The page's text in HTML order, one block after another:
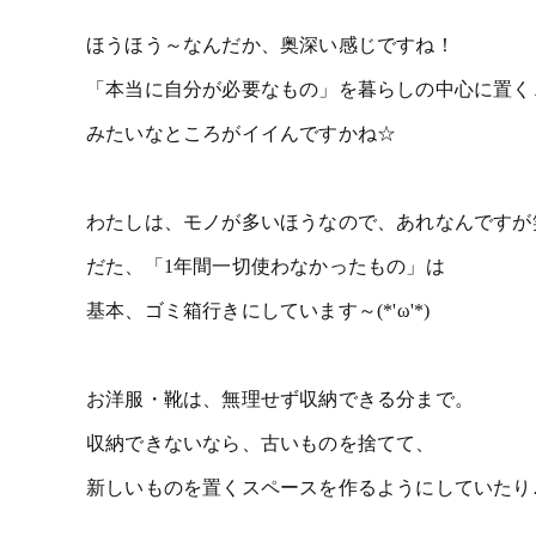
ほうほう～なんだか、奥深い感じですね！
「本当に自分が必要なもの」を暮らしの中心に置く
みたいなところがイイんですかね☆
わたしは、モノが多いほうなので、あれなんですが
だた、「1年間一切使わなかったもの」は
基本、ゴミ箱行きにしています～(*'ω'*)
お洋服・靴は、無理せず収納できる分まで。
収納できないなら、古いものを捨てて、
新しいものを置くスペースを作るようにしていたり